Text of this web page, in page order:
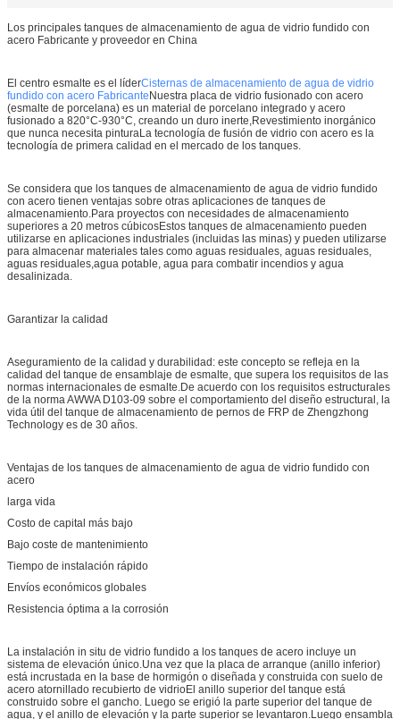
Los principales tanques de almacenamiento de agua de vidrio fundido con
acero Fabricante y proveedor en China
El centro esmalte es el líderCisternas de almacenamiento de agua de vidrio
fundido con acero FabricanteNuestra placa de vidrio fusionado con acero
(esmalte de porcelana) es un material de porcelano integrado y acero
fusionado a 820°C-930°C, creando un duro inerte,Revestimiento inorgánico
que nunca necesita pinturaLa tecnología de fusión de vidrio con acero es la
tecnología de primera calidad en el mercado de los tanques.
Se considera que los tanques de almacenamiento de agua de vidrio fundido
con acero tienen ventajas sobre otras aplicaciones de tanques de
almacenamiento.Para proyectos con necesidades de almacenamiento
superiores a 20 metros cúbicosEstos tanques de almacenamiento pueden
utilizarse en aplicaciones industriales (incluidas las minas) y pueden utilizarse
para almacenar materiales tales como aguas residuales, aguas residuales,
aguas residuales,agua potable, agua para combatir incendios y agua
desalinizada.
Garantizar la calidad
Aseguramiento de la calidad y durabilidad: este concepto se refleja en la
calidad del tanque de ensamblaje de esmalte, que supera los requisitos de las
normas internacionales de esmalte.De acuerdo con los requisitos estructurales
de la norma AWWA D103-09 sobre el comportamiento del diseño estructural, la
vida útil del tanque de almacenamiento de pernos de FRP de Zhengzhong
Technology es de 30 años.
Ventajas de los tanques de almacenamiento de agua de vidrio fundido con
acero
larga vida
Costo de capital más bajo
Bajo coste de mantenimiento
Tiempo de instalación rápido
Envíos económicos globales
Resistencia óptima a la corrosión
La instalación in situ de vidrio fundido a los tanques de acero incluye un
sistema de elevación único.Una vez que la placa de arranque (anillo inferior)
está incrustada en la base de hormigón o diseñada y construida con suelo de
acero atornillado recubierto de vidrioEl anillo superior del tanque está
construido sobre el gancho. Luego se erigió la parte superior del tanque de
agua, y el anillo de elevación y la parte superior se levantaron.Luego ensambla